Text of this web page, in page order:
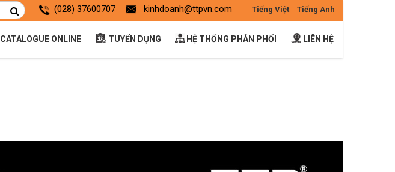
(028) 37600707 kinhdoanh@ttpvn.com Tiếng Việt Tiếng Anh
CATALOGUE ONLINE TUYỂN DỤNG HỆ THỐNG PHÂN PHỐI LIÊN HỆ